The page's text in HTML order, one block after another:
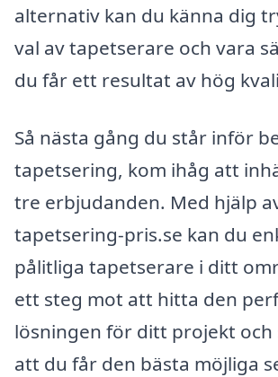
alternativ kan du känna dig
val av tapetserare och vara
du får ett resultat av hög
Så nästa gång du står inför
tapetsering, kom ihåg att
tre erbjudanden. Med hjälp
tapetsering-pris.se kan du
pålitliga tapetserare i ditt
ett steg mot att hitta den
lösningen för ditt projekt och
att du får den bästa möjliga